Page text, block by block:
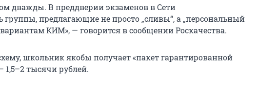
дважды. В преддверии экзаменов в Сети
группы, предлагающие не просто „сливы“, а „персональный
КИМ», — говорится в сообщении Роскачества.
школьник якобы получает «пакет гарантированной
1,5–2 тысячи рублей.